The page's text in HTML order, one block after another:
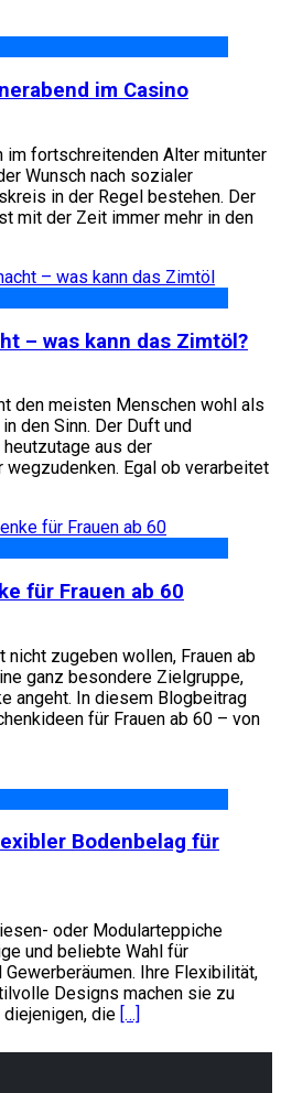
im Casino
im fortschreitenden Alter mitunter
Wunsch nach sozialer
in der Regel bestehen. Der
mit der Zeit immer mehr in den
– was kann das Zimtöl?
den meisten Menschen wohl als
den Sinn. Der Duft und
aus der
wegzudenken. Egal ob verarbeitet
für Frauen ab 60
zugeben wollen, Frauen ab
ganz besondere Zielgruppe,
angeht. In diesem Blogbeitrag
für Frauen ab 60 – von
Bodenbelag für
oder Modularteppiche
und beliebte Wahl für
Gewerberäumen. Ihre Flexibilität,
Designs machen sie zu
die […]